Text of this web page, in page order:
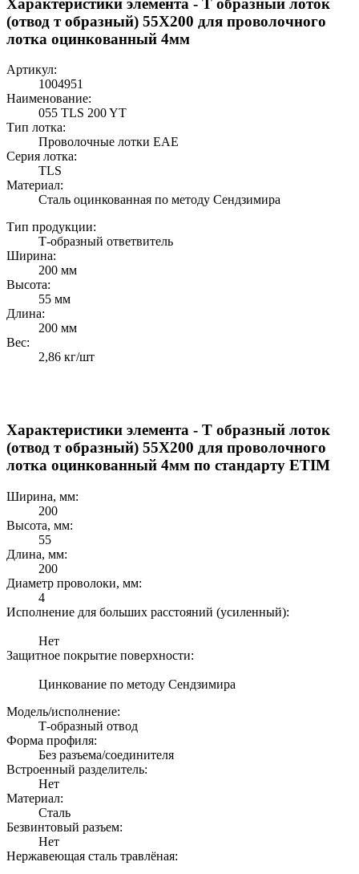
(отвод т образный) 55Х200 для проволочного
лотка оцинкованный 4мм
Артикул:
1004951
Наименование:
055 TLS 200 YT
Тип лотка:
Проволочные лотки EAE
Серия лотка:
TLS
Материал:
Сталь оцинкованная по методу Сендзимира
Тип продукции:
Т-образный ответвитель
Ширина:
200 мм
Высота:
55 мм
Длина:
200 мм
Вес:
2,86 кг/шт
Характеристики элемента - Т образный лоток
(отвод т образный) 55Х200 для проволочного
лотка оцинкованный 4мм по стандарту ETIM
Ширина, мм:
200
Высота, мм:
55
Длина, мм:
200
Диаметр проволоки, мм:
4
Исполнение для большиx расстояний (усиленный):
Нет
Защитное покрытие поверxности:
Цинкование по методу Сендзимира
Модель/исполнение:
Т-образный отвод
Форма профиля:
Без разъема/соединителя
Встроенный разделитель:
Нет
Материал:
Сталь
Безвинтовый разъем:
Нет
Нержавеющая сталь травлёная: